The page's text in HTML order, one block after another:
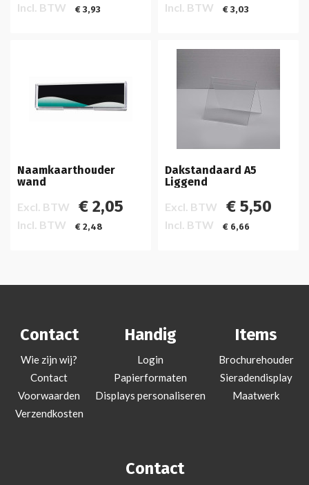
Incl. BTW € 3,93 Incl. BTW € 3,03
Naamkaarthouder
wand
Excl. BTW
€ 2,05
Incl. BTW € 2,48
Dakstandaard A5
Liggend
Excl. BTW
€ 5,50
Incl. BTW € 6,66
Contact
Wie zijn wij?
Contact
Voorwaarden
Verzendkosten
Handig
Login
Papierformaten
Displays personaliseren
Items
Brochurehouder
Sieradendisplay
Maatwerk
Contact